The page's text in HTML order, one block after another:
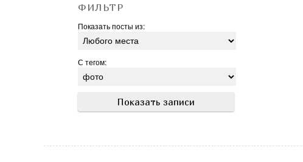
ФИЛЬТР
Показать посты из:
С тегом: